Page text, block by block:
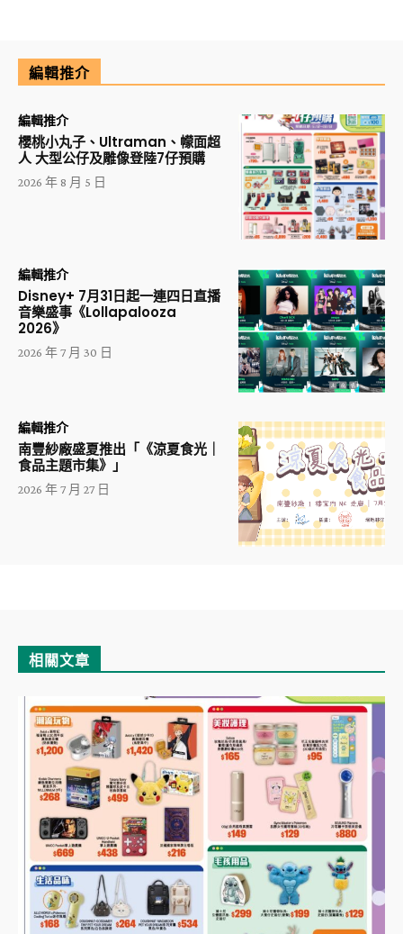
編輯推介
編輯推介
櫻桃小丸子、Ultraman、幪面超
人 大型公仔及雕像登陸7仔預購
2026 年 8 月 5 日
編輯推介
Disney+ 7月31日起一連四日直播
音樂盛事《Lollapalooza
2026》
2026 年 7 月 30 日
編輯推介
南豐紗廠盛夏推出「《涼夏食光｜
食品主題市集》」
2026 年 7 月 27 日
相關文章